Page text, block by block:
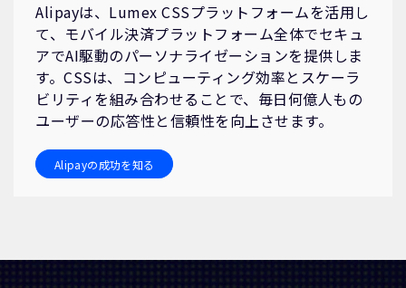
Alipayは、Lumex CSSプラットフォームを活用し
て、モバイル決済プラットフォーム全体でセキュ
アでAI駆動のパーソナライゼーションを提供しま
す。CSSは、コンピューティング効率とスケーラ
ビリティを組み合わせることで、毎日何億人もの
ユーザーの応答性と信頼性を向上させます。
Alipayの成功を知る